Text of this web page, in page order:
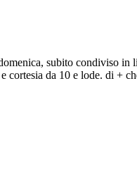
subito condiviso
cortesia da 10 e lode. di +